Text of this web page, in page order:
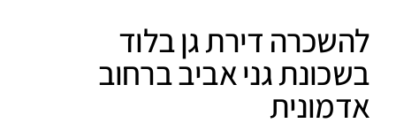
להשכרה דירת גן בלוד
בשכונת גני אביב ברחוב
אדמונית